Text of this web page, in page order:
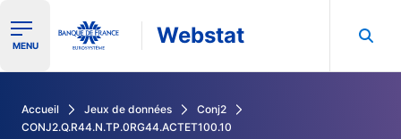
Ouvrir le menu de navigation
MENU Webstat
Accueil Jeux de données
Conj2
CONJ2.Q.R44.N.TP.0RG44.ACTET100.10